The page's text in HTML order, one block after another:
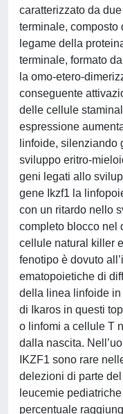
caratterizzato da
terminale, composto
legame della
terminale, formato
la omo-etero-
conseguente
delle cellule
espressione
linfoide,
sviluppo eritro-
geni legati allo
gene Ikzf1 la
con un ritardo nello
completo blocco nel
cellule natural killer
fenotipo è dovuto
ematopoietiche di
della linea linfoide
di Ikaros in questi
o linfomi a cellule T
dalla nascita.
IKZF1 sono rare
delezioni di parte
leucemie
percentuale